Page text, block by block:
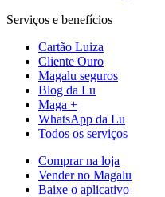
Serviços e benefícios
Cartão Luiza
Cliente Ouro
Magalu seguros
Blog da Lu
Maga +
WhatsApp da Lu
Todos os serviços
Comprar na loja
Vender no Magalu
Baixe o aplicativo